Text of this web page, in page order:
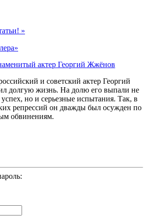
»
актер Георгий Жжёнов
и советский актер Георгий
долгую жизнь. На долю его выпали не
успех, но и серьезные испытания. Так, в
репрессий он дважды был осужден по
обвинениям.